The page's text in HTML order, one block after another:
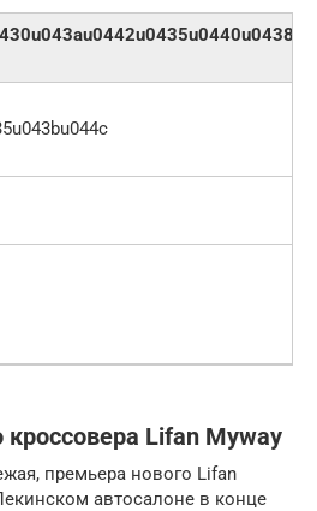
кроссовера Lifan Myway
премьера нового Lifan
автосалоне в конце